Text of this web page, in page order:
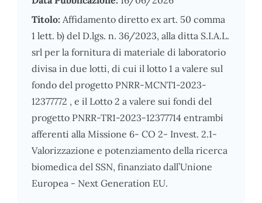
Titolo: Affidamento diretto ex art. 50 comma
1 lett. b) del D.lgs. n. 36/2023, alla ditta S.I.A.L.
srl per la fornitura di materiale di laboratorio
divisa in due lotti, di cui il lotto 1 a valere sul
fondo del progetto PNRR-MCNT1-2023-
12377772 , e il Lotto 2 a valere sui fondi del
progetto PNRR-TR1-2023-12377714 entrambi
afferenti alla Missione 6- CO 2- Invest. 2.1-
Valorizzazione e potenziamento della ricerca
biomedica del SSN, finanziato dall’Unione
Europea - Next Generation EU.